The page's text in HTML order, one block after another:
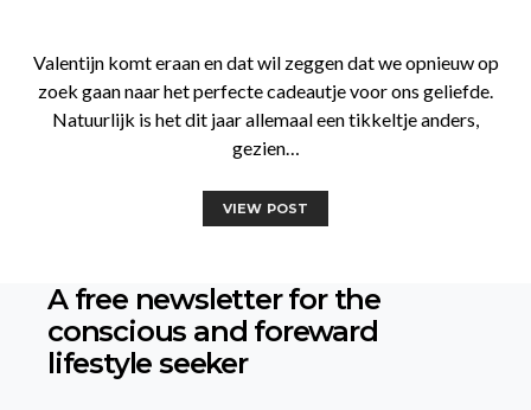
Valentijn komt eraan en dat wil zeggen dat we opnieuw op
zoek gaan naar het perfecte cadeautje voor ons geliefde.
Natuurlijk is het dit jaar allemaal een tikkeltje anders,
gezien…
VIEW POST
A free newsletter for the
conscious and foreward
lifestyle seeker